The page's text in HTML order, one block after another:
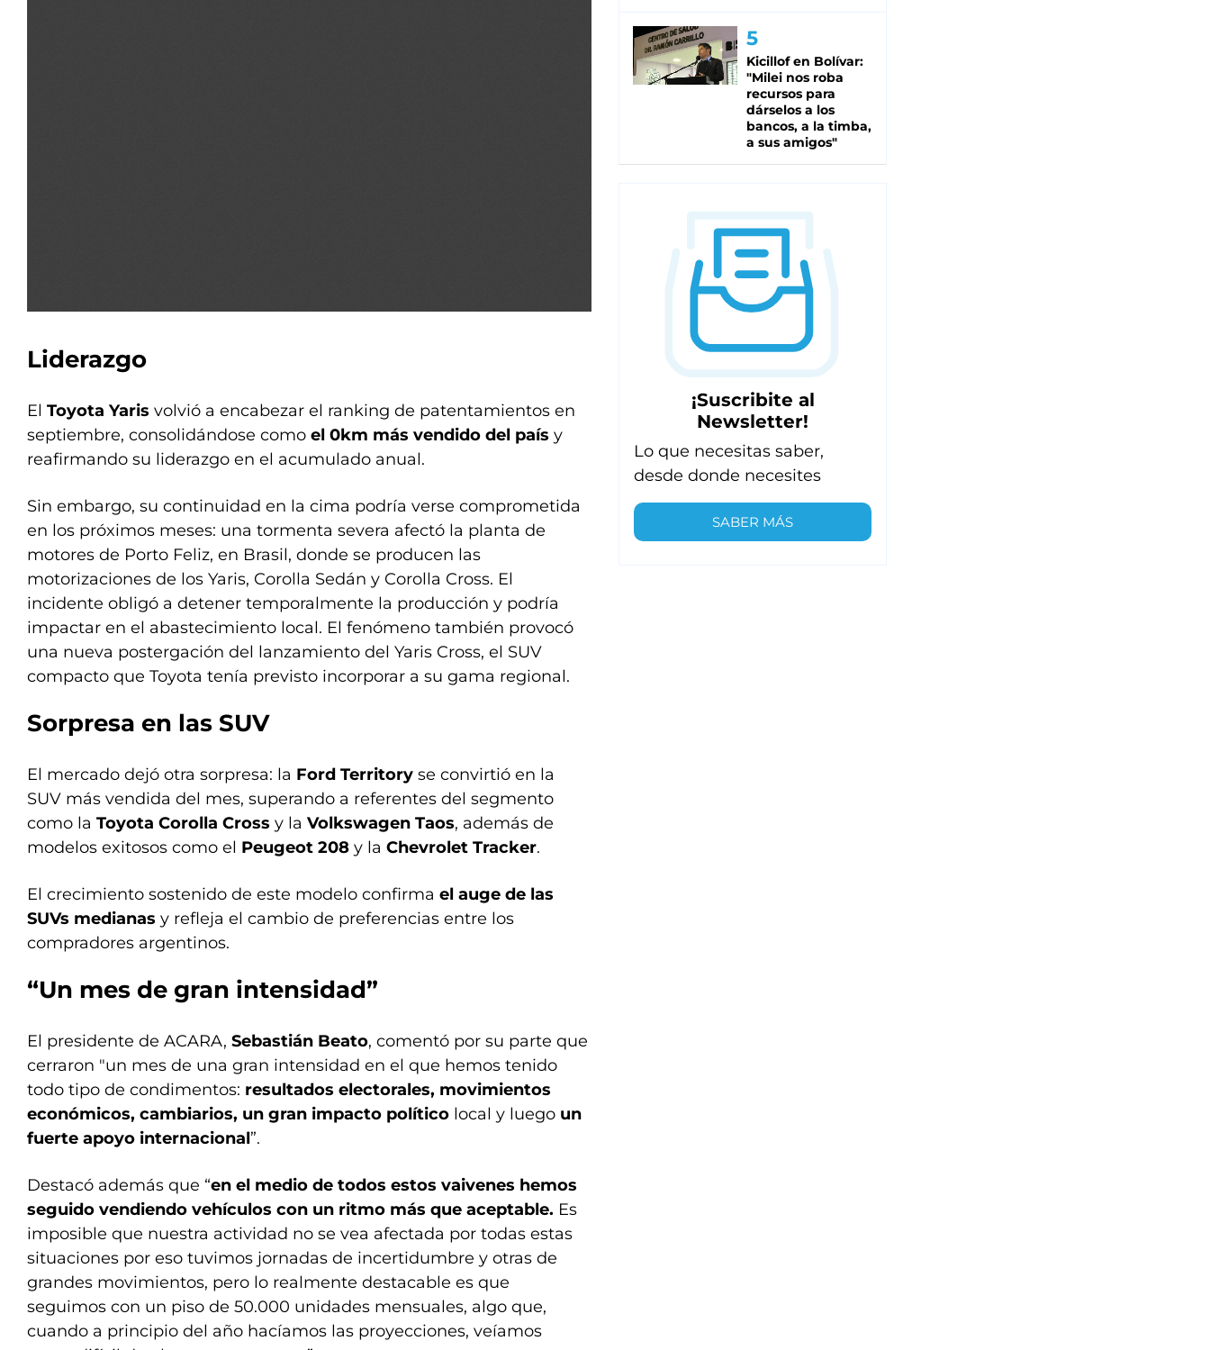
Liderazgo
El Toyota Yaris volvió a encabezar el ranking de patentamientos en
septiembre, consolidándose como el 0km más vendido del país y
reafirmando su liderazgo en el acumulado anual.
Sin embargo, su continuidad en la cima podría verse comprometida
en los próximos meses: una tormenta severa afectó la planta de
motores de Porto Feliz, en Brasil, donde se producen las
motorizaciones de los Yaris, Corolla Sedán y Corolla Cross. El
incidente obligó a detener temporalmente la producción y podría
impactar en el abastecimiento local. El fenómeno también provocó
una nueva postergación del lanzamiento del Yaris Cross, el SUV
compacto que Toyota tenía previsto incorporar a su gama regional.
Sorpresa en las SUV
El mercado dejó otra sorpresa: la Ford Territory se convirtió en la
SUV más vendida del mes, superando a referentes del segmento
como la Toyota Corolla Cross y la Volkswagen Taos, además de
modelos exitosos como el Peugeot 208 y la Chevrolet Tracker.
El crecimiento sostenido de este modelo confirma el auge de las
SUVs medianas y refleja el cambio de preferencias entre los
compradores argentinos.
“Un mes de gran intensidad”
El presidente de ACARA, Sebastián Beato, comentó por su parte que
cerraron "un mes de una gran intensidad en el que hemos tenido
todo tipo de condimentos: resultados electorales, movimientos
económicos, cambiarios, un gran impacto político local y luego un
fuerte apoyo internacional”.
Destacó además que “en el medio de todos estos vaivenes hemos
seguido vendiendo vehículos con un ritmo más que aceptable. Es
imposible que nuestra actividad no se vea afectada por todas estas
situaciones por eso tuvimos jornadas de incertidumbre y otras de
grandes movimientos, pero lo realmente destacable es que
seguimos con un piso de 50.000 unidades mensuales, algo que,
cuando a principio del año hacíamos las proyecciones, veíamos
Kicillof en Bolívar:
"Milei nos roba
recursos para
dárselos a los
bancos, a la timba,
a sus amigos"
¡Suscribite al
Newsletter!
Lo que necesitas saber,
desde donde necesites
SABER MÁS